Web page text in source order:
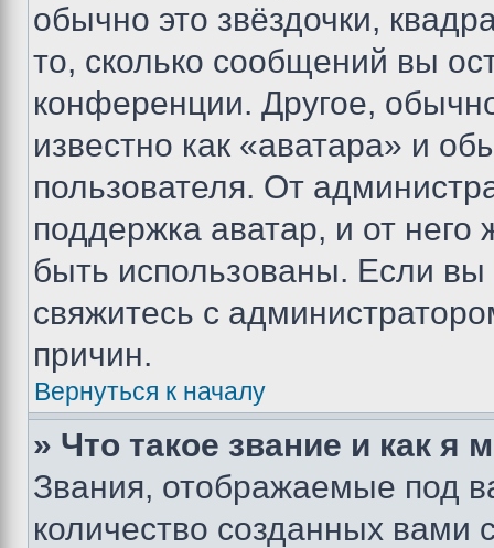
обычно это звёздочки,
то, сколько сообщений вы
конференции. Другое,
известно как «аватара» и
пользователя. От
поддержка аватар, и от него
быть использованы. Если
свяжитесь с
причин.
Вернуться к началу
» Что такое звание и как я
Звания, отображаемые под
количество созданных